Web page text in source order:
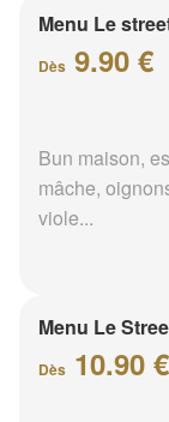
Menu Le
Dès 9.90 €
Bun maison,
mâche,
viole...
Menu Le
Dès 10.90 €